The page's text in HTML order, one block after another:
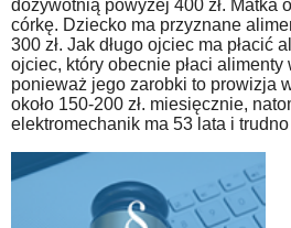
dożywotnią powyżej 400 zł. Matka
córkę. Dziecko ma przyznane
300 zł. Jak długo ojciec ma płacić
ojciec, który obecnie płaci alimenty
ponieważ jego zarobki to prowizja
około 150-200 zł. miesięcznie,
elektromechanik ma 53 lata i